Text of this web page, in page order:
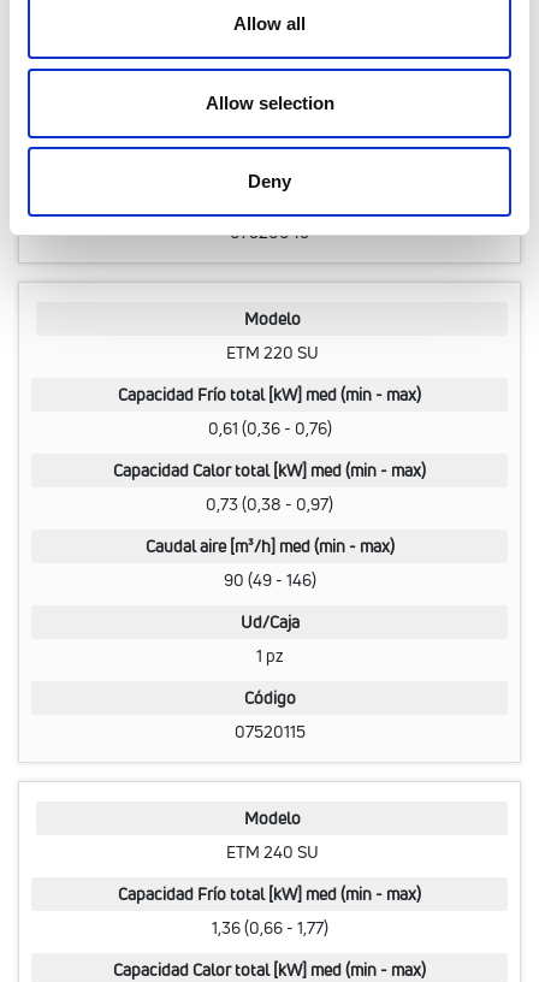
Allow all
Allow selection
Deny
1 pz
Código
07520045
Modelo
ETM 220 SU
Capacidad Frío total [kW] med (min - max)
0,61 (0,36 - 0,76)
Capacidad Calor total [kW] med (min - max)
0,73 (0,38 - 0,97)
Caudal aire [m³/h] med (min - max)
90 (49 - 146)
Ud/Caja
1 pz
Código
07520115
Modelo
ETM 240 SU
Capacidad Frío total [kW] med (min - max)
1,36 (0,66 - 1,77)
Capacidad Calor total [kW] med (min - max)